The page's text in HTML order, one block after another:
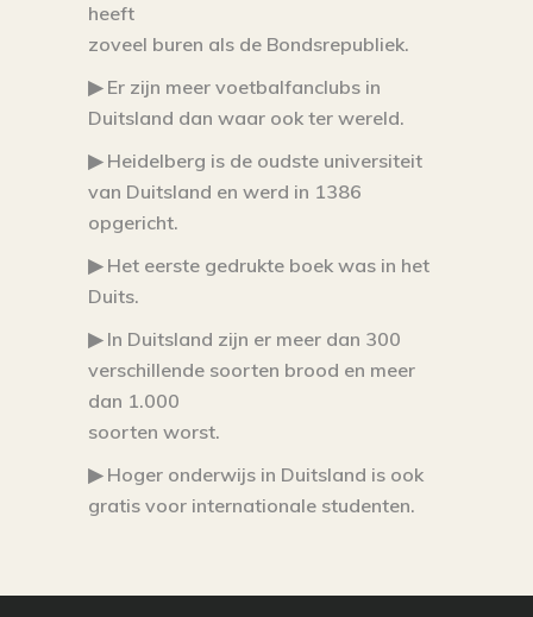
heeft
zoveel buren als de Bondsrepubliek.
▶ Er zijn meer voetbalfanclubs in
Duitsland dan waar ook ter wereld.
▶ Heidelberg is de oudste universiteit
van Duitsland en werd in 1386
opgericht.
▶ Het eerste gedrukte boek was in het
Duits.
▶ In Duitsland zijn er meer dan 300
verschillende soorten brood en meer
dan 1.000
soorten worst.
▶ Hoger onderwijs in Duitsland is ook
gratis voor internationale studenten.